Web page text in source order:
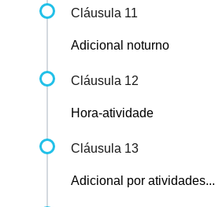
Cláusula 11
Adicional noturno
Cláusula 12
Hora-atividade
Cláusula 13
Adicional por atividades...